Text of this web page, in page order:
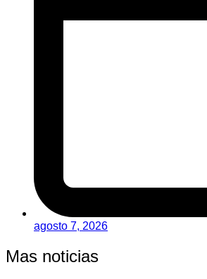
agosto 7, 2026
Mas noticias